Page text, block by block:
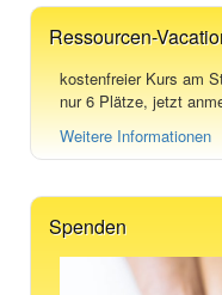
Ressourcen-
kostenfreier Kurs am
nur 6 Plätze, jetzt
Weitere Informationen
Spenden